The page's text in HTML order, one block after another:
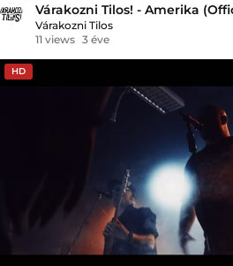
Várakozni Tilos! - Amerika
Várakozni Tilos
11 views 3 éve
HD